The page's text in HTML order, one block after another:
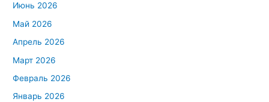
Июнь 2026
Май 2026
Апрель 2026
Март 2026
Февраль 2026
Январь 2026